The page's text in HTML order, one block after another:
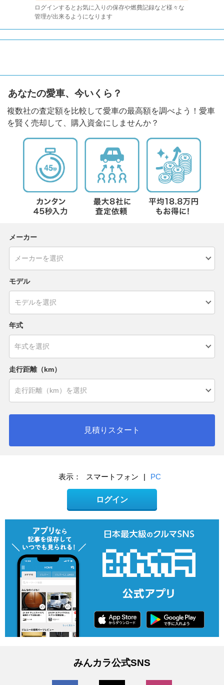
ログインするとお気に入りの保存や燃費記録など様々な
管理が出来るようになります
あなたの愛車、今いくら？
複数社の査定額を比較して愛車の最高額を調べよう！愛車
を賢く売却して、購入資金にしませんか？
メーカー
モデル
年式
走行距離（km）
見積りスタート
表示： スマートフォン | PC
ログイン
みんカラ公式SNS